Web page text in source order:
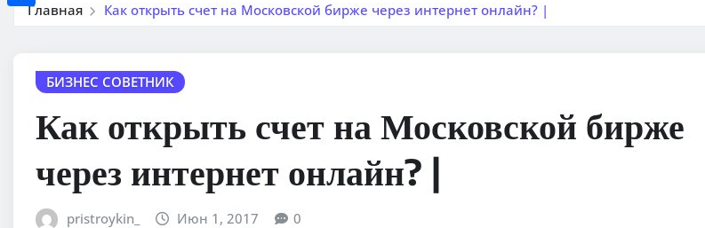
Главная Как открыть счет на Московской бирже через интернет онлайн? |
БИЗНЕС СОВЕТНИК
Как открыть счет на Московской бирже
через интернет онлайн? |
pristroykin_ Июн 1, 2017 0
Отправить